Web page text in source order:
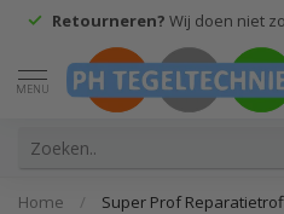
Retourneren? Wij doen niet
MENU
Home /
Super Prof